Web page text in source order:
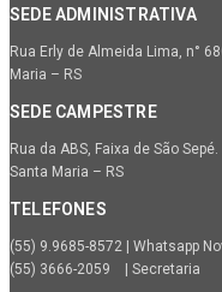
SEDE ADMINISTRATIVA
Rua Erly de Almeida Lima, n°
Maria – RS
SEDE CAMPESTRE
Rua da ABS, Faixa de São Sepé.
Santa Maria – RS
TELEFONES
(55) 9.9685-8572 | Whatsapp
(55) 3666-2059 | Secretaria